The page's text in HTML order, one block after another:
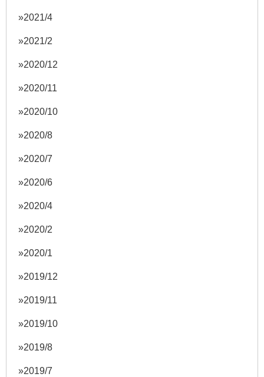
2021/4
2021/2
2020/12
2020/11
2020/10
2020/8
2020/7
2020/6
2020/4
2020/2
2020/1
2019/12
2019/11
2019/10
2019/8
2019/7